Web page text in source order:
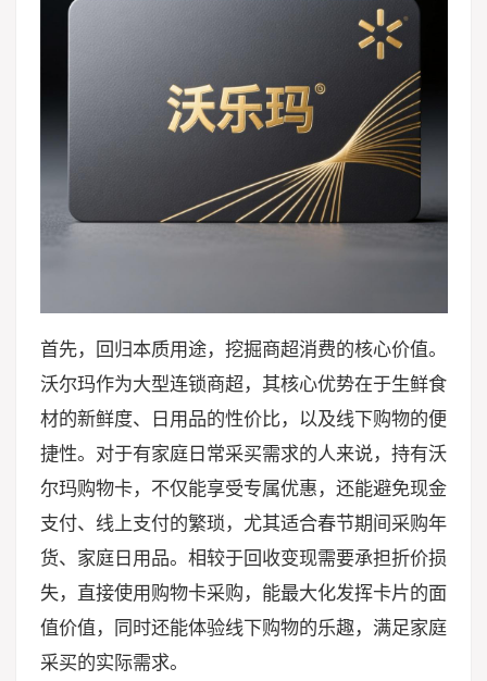
首先，回归本质用途，挖掘商超消费的核心价值。
沃尔玛作为大型连锁商超，其核心优势在于生鲜食
材的新鲜度、日用品的性价比，以及线下购物的便
捷性。对于有家庭日常采买需求的人来说，持有沃
尔玛购物卡，不仅能享受专属优惠，还能避免现金
支付、线上支付的繁琐，尤其适合春节期间采购年
货、家庭日用品。相较于回收变现需要承担折价损
失，直接使用购物卡采购，能最大化发挥卡片的面
值价值，同时还能体验线下购物的乐趣，满足家庭
采买的实际需求。